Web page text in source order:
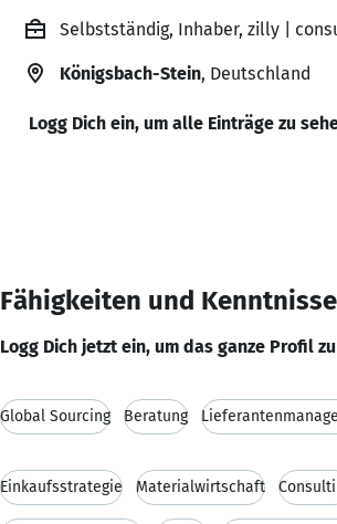
Selbstständig, Inhaber, zilly |
Königsbach-Stein, Deutschland
Logg Dich ein, um alle Einträge zu
Fähigkeiten und Kenntnisse
Logg Dich jetzt ein, um das ganze Profil
Global Sourcing Beratung
Einkaufsstrategie Materialwirtschaft